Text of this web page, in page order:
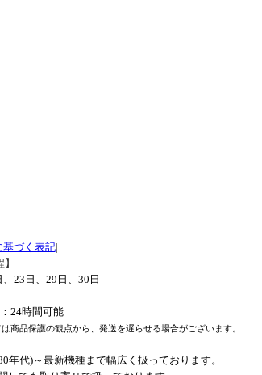
基づく表記|
23日、29日、30日
24時間可能
商品保護の観点から、発送を遅らせる場合がございます。
代)～最新機種まで幅広く扱っております。